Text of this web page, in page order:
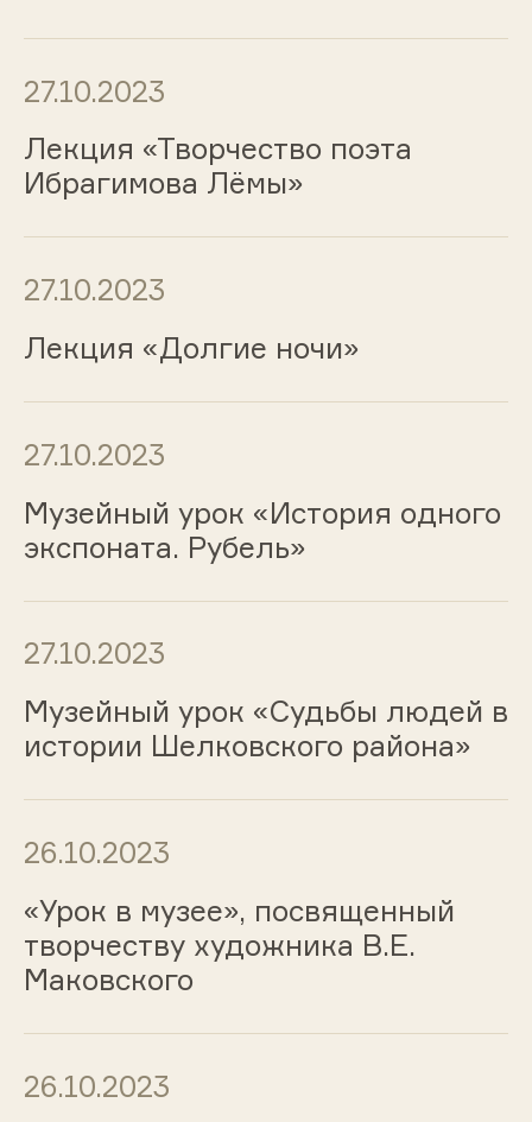
27.10.2023
Лекция «Творчество поэта
Ибрагимова Лёмы»
27.10.2023
Лекция «Долгие ночи»
27.10.2023
Музейный урок «История одного
экспоната. Рубель»
27.10.2023
Музейный урок «Судьбы людей в
истории Шелковского района»
26.10.2023
«Урок в музее», посвященный
творчеству художника В.Е.
Маковского
26.10.2023